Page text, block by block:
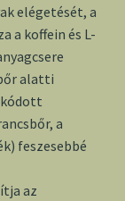
elégetését, a
a koffein és L-
alatti
a
feszesebbé
az